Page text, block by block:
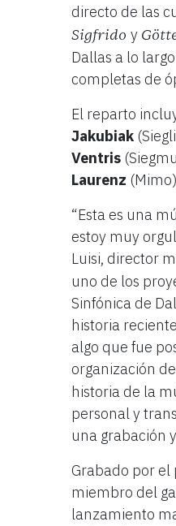
directo de las
Sigfrido y
Dallas a lo
completas de
El reparto
Jakubiak
Ventris
Laurenz
“Esta es una
estoy muy
Luisi, director
uno de los
Sinfónica de
historia
algo que fue
organización
historia de la
personal y
una grabación
Grabado por el
miembro del
lanzamiento